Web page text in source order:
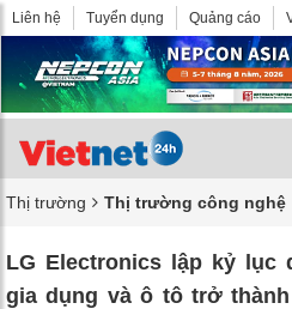
Liên hệ Tuyển dụng Quảng cáo
Thị trường Thị trường công nghệ
LG Electronics lập kỷ lục
gia dụng và ô tô trở